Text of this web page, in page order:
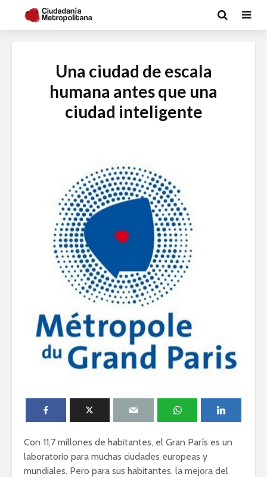
Una ciudad de escala
humana antes que una
ciudad inteligente
Con 11,7 millones de habitantes, el Gran París es un
laboratorio para muchas ciudades europeas y
mundiales. Pero para sus habitantes, la mejora del